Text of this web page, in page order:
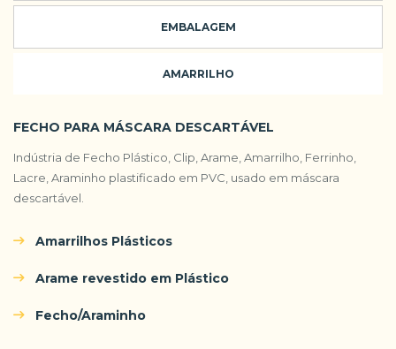
EMBALAGEM
AMARRILHO
FECHO PARA MÁSCARA DESCARTÁVEL
Indústria de Fecho Plástico, Clip, Arame, Amarrilho, Ferrinho,
Lacre, Araminho plastificado em PVC, usado em máscara
descartável.
Amarrilhos Plásticos
Arame revestido em Plástico
Fecho/Araminho